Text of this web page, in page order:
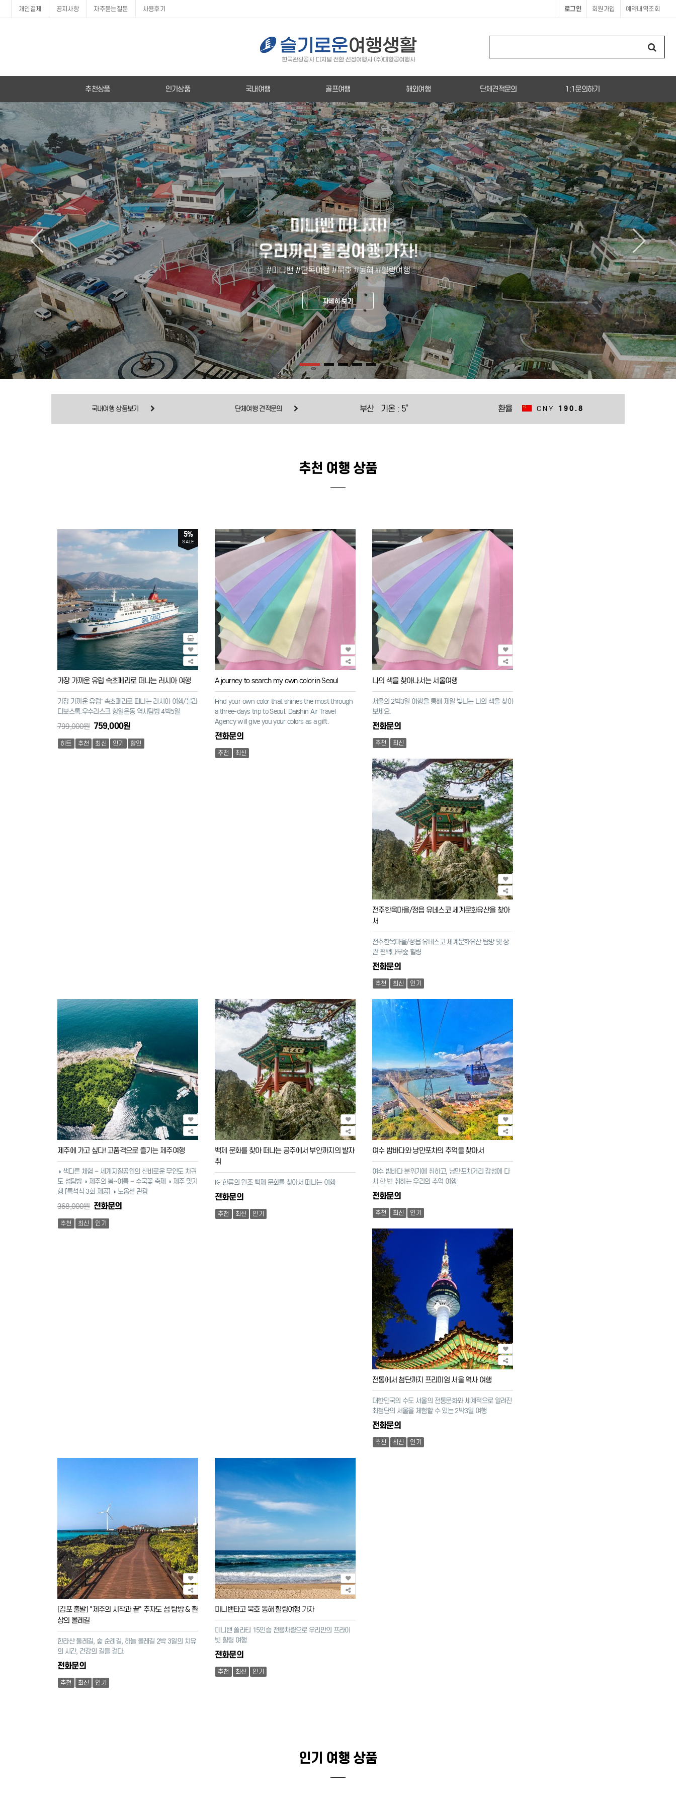
개인결제 공지사항 자주묻는질문 사용후기 예약내역조회
회원가입
로그인
추천상품 인기상품 국내여행 골프여행 해외여행 단체견적문의 1:1문의하기
농촌체험과 역사여행
세계문화유산을 찾아 떠나는 여행
#세계문화유산 #한옥마을 #하이킹 #역사여행 #힐링여행
자세히 보기
미니밴 떠나자!
우리끼리 힐링여행 가자!
#미니밴 #단독여행 #묵호 #동해 #힐링여행
자세히 보기
제주의 시작과 끝 추자도
한라산 둘레길과 생태치유숲 순례길
#한라산둘레길 #제주도 #추자도 #트레킹 #순례길
자세히 보기
노란물결 유채꽃밭에서 인생샷!
힐링콘서트까지 즐기는 제주여행
#유채꽃 #인생샷 #힐링콘서트 #라이브공연
자세히 보기
전통에서 첨단까지
[프리미엄 서울역사 여행]
#서울여행 #전통문화 #과거에서 #현재 #미래까지
자세히 보기
농촌체험과 역사여행
세계문화유산을 찾아 떠나는 여행
#세계문화유산 #한옥마을 #하이킹 #역사여행 #힐링여행
자세히 보기
미니밴 떠나자!
우리끼리 힐링여행 가자!
#미니밴 #단독여행 #묵호 #동해 #힐링여행
자세히 보기
국내여행 상품보기 단체여행 견적문의 서울 2˚ EUR 1491.5
추천 여행 상품
5%
SALE
가장 가까운 유럽 속초페리로 떠나는 러시아 여행
가장 가까운 유럽“ 속초페리로 떠나는 러시아 여행/블라
디보스톡.우수리스크 항일운동 역사탐방 4박5일
799,000원 759,000원
히트 추천 최신 인기 할인
A journey to search my own color in Seoul
Find your own color that shines the most through
a three-days trip to Seoul. Daishin Air Travel
Agency will give you your colors as a gift.
전화문의
추천 최신
나의 색을 찾아나서는 서울여행
서울의 2박3일 여행을 통해 제일 빛나는 나의 색을 찾아
보세요.
전화문의
추천 최신
전주한옥마을/정읍 유네스코 세계문화유산을 찾아
서
전주한옥마을/정읍 유네스코 세계문화유산 탐방 및 상
관 편백나무숲 힐링
전화문의
추천 최신 인기
제주에 가고 싶다! 고품격으로 즐기는 제주여행
◑ 색다른 체험 – 세계지질공원의 신비로운 무인도 차귀
도 섬탐방 ◑ 제주의 봄~여름 – 수국꽃 축제 ◑ 제주 맛기
행 [특석식 3회 제공] ◑ 노옵션 관광
368,000원 전화문의
추천 최신 인기
백제 문화를 찾아 떠나는 공주에서 부안까지의 발자
취
K- 한류의 원조 백제 문화를 찾아서 떠나는 여행
전화문의
추천 최신 인기
여수 밤바다와 낭만포차의 추억을 찾아서
여수 밤바다 분위기에 취하고, 낭만포차거리 감성에 다
시 한 번 취하는 우리의 추억 여행
전화문의
추천 최신 인기
전통에서 첨단까지 프리미엄 서울 역사 여행
대한민국의 수도 서울의 전통문화와 세계적으로 알려진
최첨단의 서울을 체험할 수 있는 2박3일 여행
전화문의
추천 최신 인기
[김포 출발] "제주의 시작과 끝" 추자도 섬 탐방 & 환
상의 올레길
한라산 둘레길, 숲 순례길, 하늘 올레길 2박 3일의 치유
의 시간, 건강의 길을 걷다.
전화문의
추천 최신 인기
미니밴타고 묵호 동해 힐링여행 가자
미니밴 쏠라티 15인승 전용차량으로 우리만의 프라이
빗 힐링 여행
전화문의
추천 최신 인기
인기 여행 상품